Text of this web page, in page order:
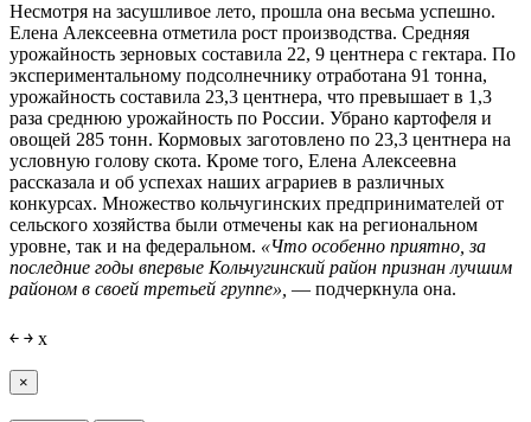
Несмотря на засушливое лето, прошла она весьма успешно.
Елена Алексеевна отметила рост производства. Средняя
урожайность зерновых составила 22, 9 центнера с гектара. По
экспериментальному подсолнечнику отработана 91 тонна,
урожайность составила 23,3 центнера, что превышает в 1,3
раза среднюю урожайность по России. Убрано картофеля и
овощей 285 тонн. Кормовых заготовлено по 23,3 центнера на
условную голову скота. Кроме того, Елена Алексеевна
рассказала и об успехах наших аграриев в различных
конкурсах. Множество кольчугинских предпринимателей от
сельского хозяйства были отмечены как на региональном
уровне, так и на федеральном. «Что особенно приятно, за
последние годы впервые Кольчугинский район признан лучшим
районом в своей третьей группе», — подчеркнула она.
￩ ￫ x
×